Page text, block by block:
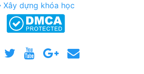
Xây dựng khóa học